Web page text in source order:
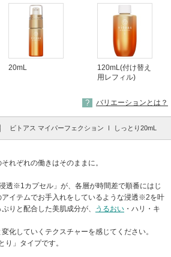
20mL
120mL(付け替え
用レフィル)
バリエーションとは？
ビトアス マイパーフェクション Ⅰ しっとり20mL
それぞれの働きはそのままに。
透※1カプセル」が、各層が時間差で順番にはじ
イテムでお手入れをしているような浸透※2を叶
りと配合した美肌成分が、
うるおい ・ハリ・キ
化していくテクスチャーを感じてください。
り」タイプです。